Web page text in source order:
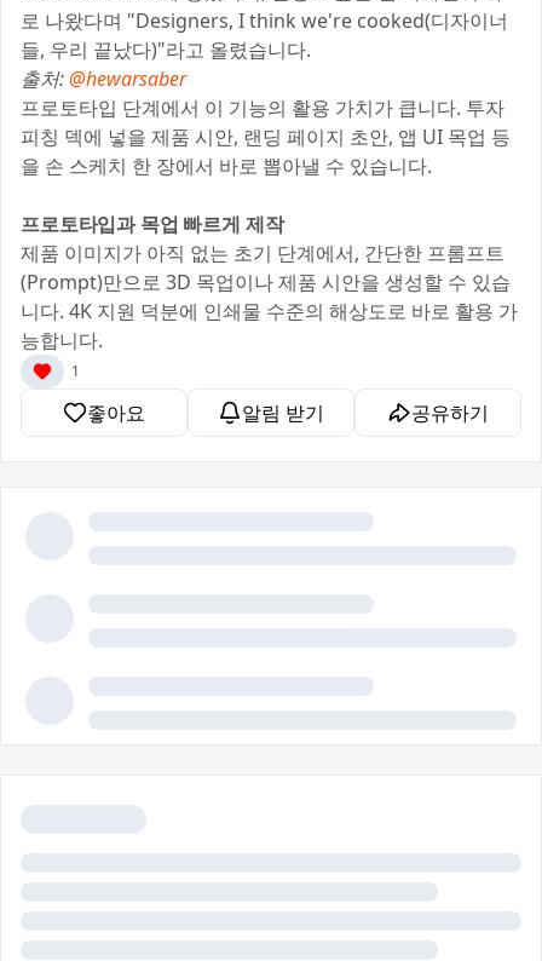
로 나왔다며 "Designers, I think we're cooked(디자이너
들, 우리 끝났다)"라고 올렸습니다.
출처:@hewarsaber
프로토타입 단계에서 이 기능의 활용 가치가 큽니다. 투자
피칭 덱에 넣을 제품 시안, 랜딩 페이지 초안, 앱 UI 목업 등
을 손 스케치 한 장에서 바로 뽑아낼 수 있습니다.
프로토타입과 목업 빠르게 제작
제품 이미지가 아직 없는 초기 단계에서, 간단한 프롬프트
(Prompt)만으로 3D 목업이나 제품 시안을 생성할 수 있습
니다. 4K 지원 덕분에 인쇄물 수준의 해상도로 바로 활용 가
능합니다.
1
좋아요 알림 받기 공유하기